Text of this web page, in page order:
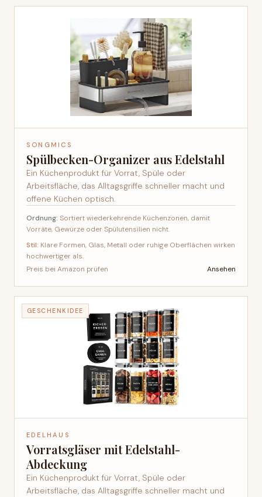
SONGMICS
Spülbecken-Organizer aus Edelstahl
Ein Küchenprodukt für Vorrat, Spüle oder
Arbeitsfläche, das Alltagsgriffe schneller macht und
offene Küchen optisch.
Ordnung: Sortiert wiederkehrende Küchenzonen, damit
Vorräte, Gewürze oder Spülutensilien nicht.
Stil: Klare Formen, Glas, Metall oder ruhige Oberflächen wirken
hochwertiger als.
Preis bei Amazon prüfen
Ansehen
GESCHENKIDEE
EDELHAUS
Vorratsgläser mit Edelstahl-
Abdeckung
Ein Küchenprodukt für Vorrat, Spüle oder
Arbeitsfläche, das Alltagsgriffe schneller macht und